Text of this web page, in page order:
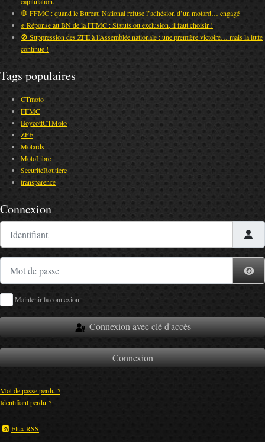
🛑 FFMC : quand le Bureau National refuse l’adhésion d’un motard… engagé
✊ Réponse au BN de la FFMC : Statuts ou exclusion, il faut choisir !
🚫 Suppression des ZFE à l’Assemblée nationale : une première victoire… mais la lutte
continue !
Tags populaires
CTmoto
FFMC
BoycottCTMoto
ZFE
Motards
MotoLibre
SecuriteRoutiere
transparence
Connexion
Identifiant
Mot de passe
Maintenir la connexion
Connexion avec clé d'accès
Connexion
Mot de passe perdu ?
Identifiant perdu ?
Flux RSS